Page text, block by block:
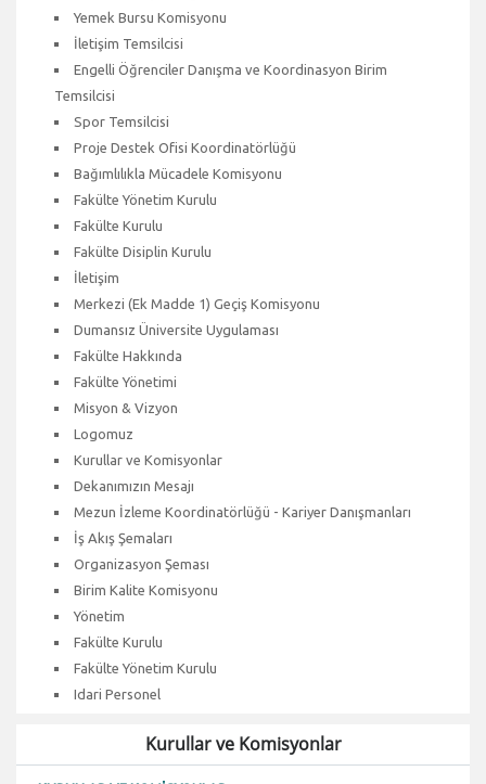
Yemek Bursu Komisyonu
İletişim Temsilcisi
Engelli Öğrenciler Danışma ve Koordinasyon Birim
Temsilcisi
Spor Temsilcisi
Proje Destek Ofisi Koordinatörlüğü
Bağımlılıkla Mücadele Komisyonu
Fakülte Yönetim Kurulu
Fakülte Kurulu
Fakülte Disiplin Kurulu
İletişim
Merkezi (Ek Madde 1) Geçiş Komisyonu
Dumansız Üniversite Uygulaması
Fakülte Hakkında
Fakülte Yönetimi
Misyon & Vizyon
Logomuz
Kurullar ve Komisyonlar
Dekanımızın Mesajı
Mezun İzleme Koordinatörlüğü - Kariyer Danışmanları
İş Akış Şemaları
Organizasyon Şeması
Birim Kalite Komisyonu
Yönetim
Fakülte Kurulu
Fakülte Yönetim Kurulu
Idari Personel
Kurullar ve Komisyonlar